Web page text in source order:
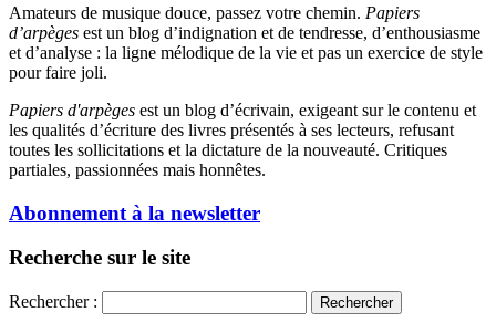
Amateurs de musique douce, passez votre chemin. Papiers
d’arpèges est un blog d’indignation et de tendresse, d’enthousiasme
et d’analyse : la ligne mélodique de la vie et pas un exercice de style
pour faire joli.
Papiers d'arpèges est un blog d’écrivain, exigeant sur le contenu et
les qualités d’écriture des livres présentés à ses lecteurs, refusant
toutes les sollicitations et la dictature de la nouveauté. Critiques
partiales, passionnées mais honnêtes.
Abonnement à la newsletter
Recherche sur le site
Rechercher :